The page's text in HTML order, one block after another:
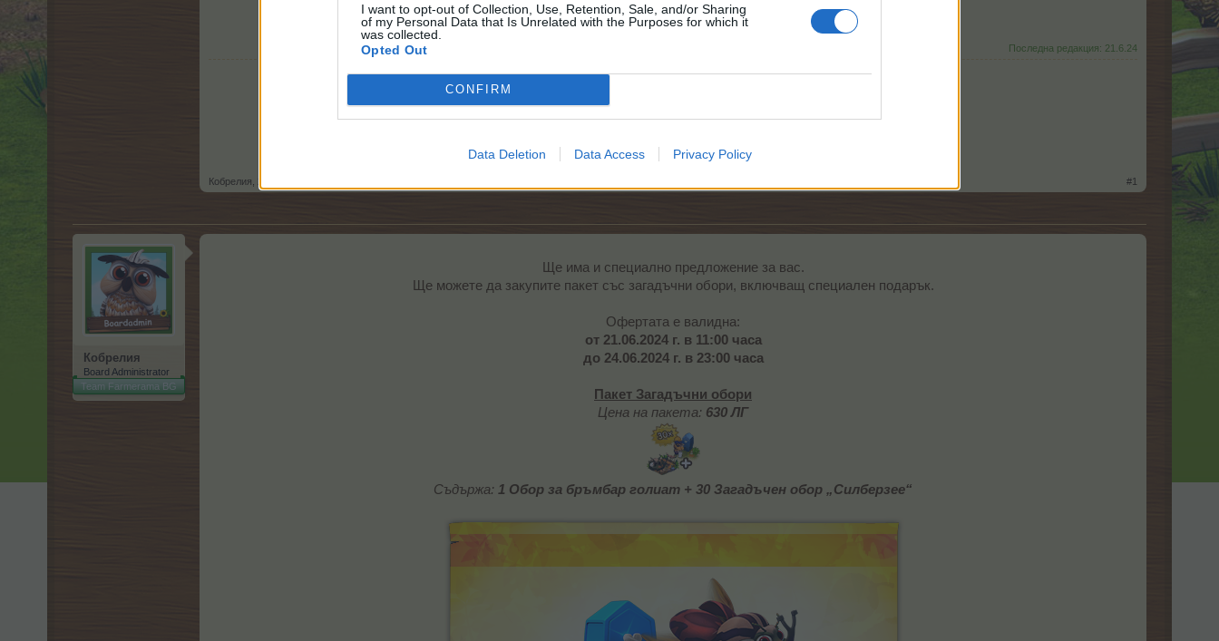
I want to opt-out of Collection, Use, Retention, Sale, and/or Sharing
of my Personal Data that Is Unrelated with the Purposes for which it
was collected.
Opted Out
CONFIRM
Data Deletion Data Access Privacy Policy
Екипът на Фармерама​
Последна редакция: 21.6.24
„Колелата на справедливостта мелят бавно, но смилат ситно.“
„Човек трябва да бъде достатъчно голям, за да признае грешките си,
– Джон Максуел
Summer wine...
Кобрелия #1
Кобрелия
Board Administrator
Team Farmerama BG
Ще има и специално предложение за вас.
Ще можете да закупите пакет със загадъчни обори, включващ специален подарък.
Офертата е валидна:
от 21.06.2024 г. в 11:00 часа
до 24.06.2024 г. в 23:00 часа
Пакет Загадъчни обори
Цена на пакета: 630 ЛГ
Съдържа: 1 Обор за бръмбар голиат + 30 Загадъчен обор „Силберзее“